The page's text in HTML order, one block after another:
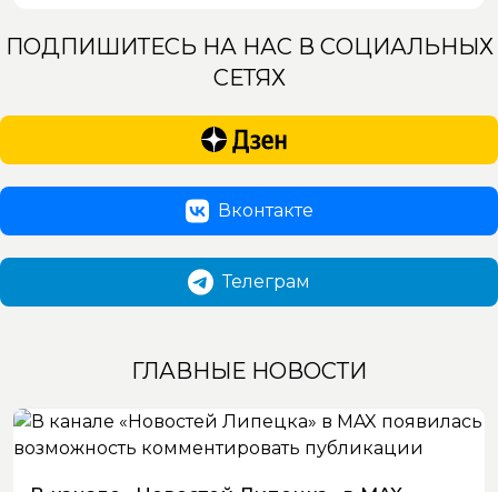
ПОДПИШИТЕСЬ НА НАС В СОЦИАЛЬНЫХ
СЕТЯХ
Вконтакте
Телеграм
ГЛАВНЫЕ НОВОСТИ